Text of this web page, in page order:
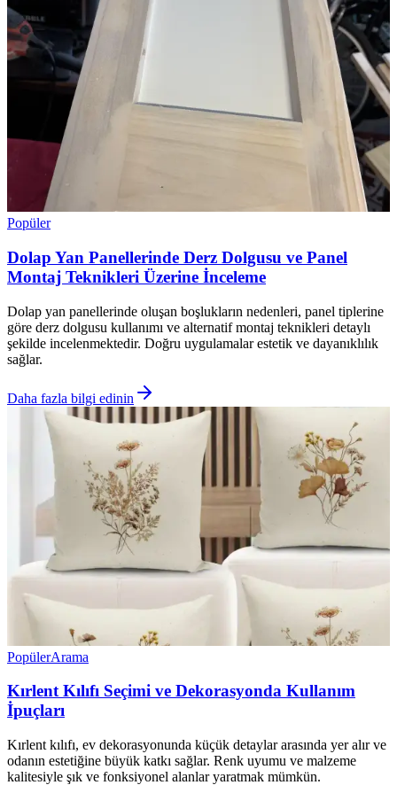
Popüler
Dolap Yan Panellerinde Derz Dolgusu ve Panel
Montaj Teknikleri Üzerine İnceleme
Dolap yan panellerinde oluşan boşlukların nedenleri, panel tiplerine
göre derz dolgusu kullanımı ve alternatif montaj teknikleri detaylı
şekilde incelenmektedir. Doğru uygulamalar estetik ve dayanıklılık
sağlar.
Daha fazla bilgi edinin
PopülerArama
Kırlent Kılıfı Seçimi ve Dekorasyonda Kullanım
İpuçları
Kırlent kılıfı, ev dekorasyonunda küçük detaylar arasında yer alır ve
odanın estetiğine büyük katkı sağlar. Renk uyumu ve malzeme
kalitesiyle şık ve fonksiyonel alanlar yaratmak mümkün.